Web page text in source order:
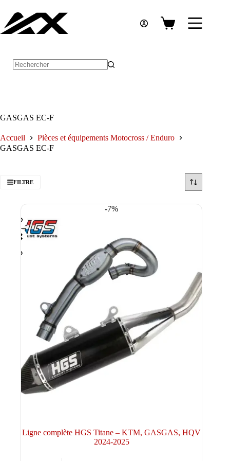
contenu
Panier
GASGAS EC-F
Accueil
Pièces et équipements Motocross / Enduro
GASGAS EC-F
FILTRE
-7%
Ligne complète HGS Titane – KTM, GASGAS, HQV
2024-2025